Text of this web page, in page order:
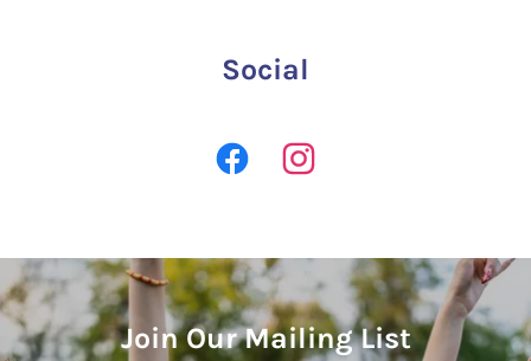
Social
Join Our Mailing List